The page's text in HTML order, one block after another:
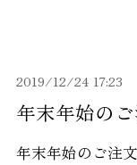
年末年始の
2019/12/24 17:23
年末年始のご注